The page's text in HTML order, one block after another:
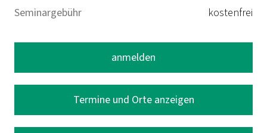
Seminargebühr
kostenfrei
anmelden
Termine und Orte anzeigen